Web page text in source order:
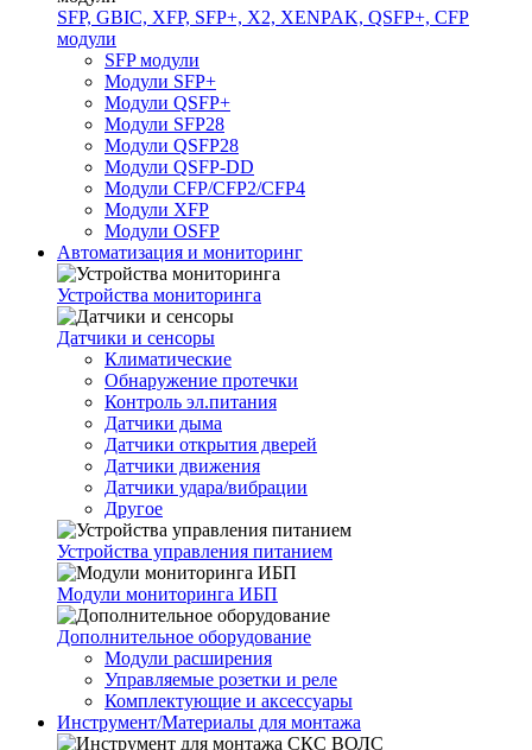
SFP, GBIC, XFP, SFP+, X2, XENPAK, QSFP+, CFP
модули
SFP модули
Модули SFP+
Модули QSFP+
Модули SFP28
Модули QSFP28
Модули QSFP-DD
Модули CFP/CFP2/CFP4
Модули XFP
Модули OSFP
Автоматизация и мониторинг
Устройства мониторинга
Датчики и сенсоры
Климатические
Обнаружение протечки
Контроль эл.питания
Датчики дыма
Датчики открытия дверей
Датчики движения
Датчики удара/вибрации
Другое
Устройства управления питанием
Модули мониторинга ИБП
Дополнительное оборудование
Модули расширения
Управляемые розетки и реле
Комплектующие и аксессуары
Инструмент/Материалы для монтажа